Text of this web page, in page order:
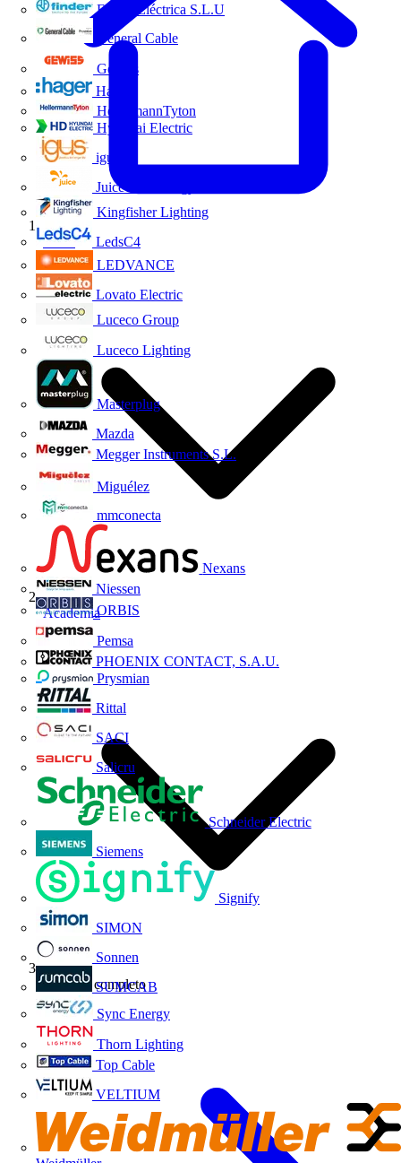
Finder Eléctrica S.L.U
General Cable
Gewiss
Hager
HellermannTyton
Hyundai Electric
igus
Juice Technology
Kingfisher Lighting
LedsC4
LEDVANCE
Lovato Electric
Luceco Group
Luceco Lighting
Masterplug
Mazda
Megger Instruments S.L.
Miguélez
mmconecta
Nexans
Niessen
ORBIS
Pemsa
PHOENIX CONTACT, S.A.U.
Prysmian
Rittal
SACI
Salicru
Schneider Electric
Siemens
Signify
SIMON
Sonnen
SUMCAB
Sync Energy
Thorn Lighting
Top Cable
VELTIUM
Inicio
Academia
Webinar completo